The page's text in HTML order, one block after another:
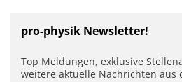
pro-physik Newsletter!
Top Meldungen, exklusive
weitere aktuelle Nachrichten aus